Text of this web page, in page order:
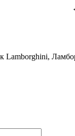
Lamborghini,